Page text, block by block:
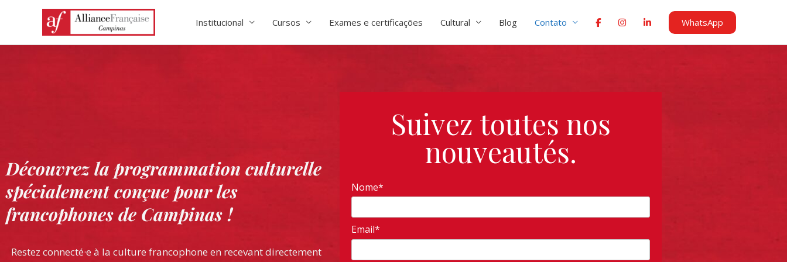
Institucional Cursos Exames e certificações Cultural Blog Contato WhatsApp
Découvrez la programmation culturelle
spécialement conçue pour les
francophones de Campinas !
Restez connecté·e à la culture francophone en recevant directement
Suivez toutes nos
nouveautés.
Nome*
Email*